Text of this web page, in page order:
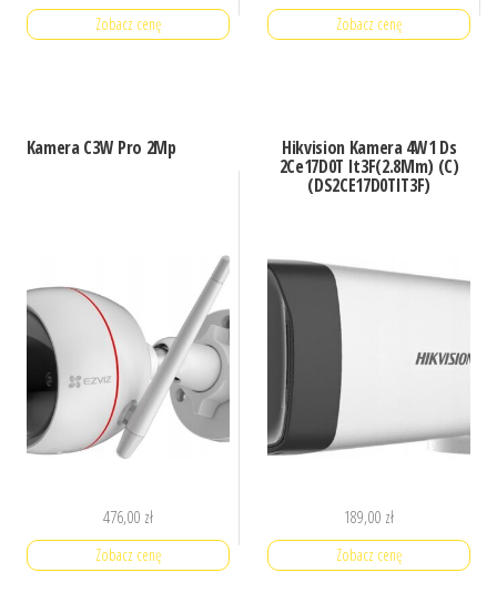
Zobacz cenę Zobacz cenę
Kamera C3W Pro 2Mp
476,00 zł
Zobacz cenę
Hikvision Kamera 4W1 Ds
2Ce17D0T It3F(2.8Mm) (C)
(DS2CE17D0TIT3F)
189,00 zł
Zobacz cenę